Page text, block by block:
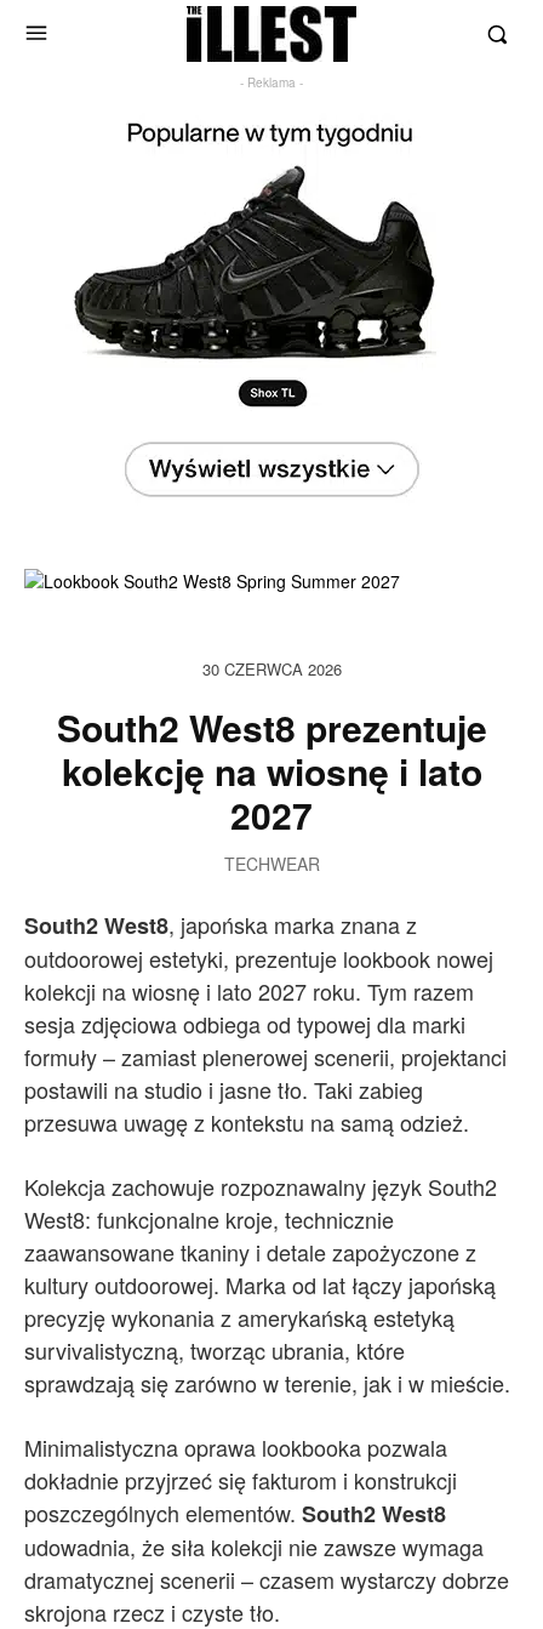
- Reklama -
30 CZERWCA 2026
South2 West8 prezentuje
kolekcję na wiosnę i lato
2027
TECHWEAR
South2 West8, japońska marka znana z
outdoorowej estetyki, prezentuje lookbook nowej
kolekcji na wiosnę i lato 2027 roku. Tym razem
sesja zdjęciowa odbiega od typowej dla marki
formuły – zamiast plenerowej scenerii, projektanci
postawili na studio i jasne tło. Taki zabieg
przesuwa uwagę z kontekstu na samą odzież.
Kolekcja zachowuje rozpoznawalny język South2
West8: funkcjonalne kroje, technicznie
zaawansowane tkaniny i detale zapożyczone z
kultury outdoorowej. Marka od lat łączy japońską
precyzję wykonania z amerykańską estetyką
survivalistyczną, tworząc ubrania, które
sprawdzają się zarówno w terenie, jak i w mieście.
Minimalistyczna oprawa lookbooka pozwala
dokładnie przyjrzeć się fakturom i konstrukcji
poszczególnych elementów. South2 West8
udowadnia, że siła kolekcji nie zawsze wymaga
dramatycznej scenerii – czasem wystarczy dobrze
skrojona rzecz i czyste tło.